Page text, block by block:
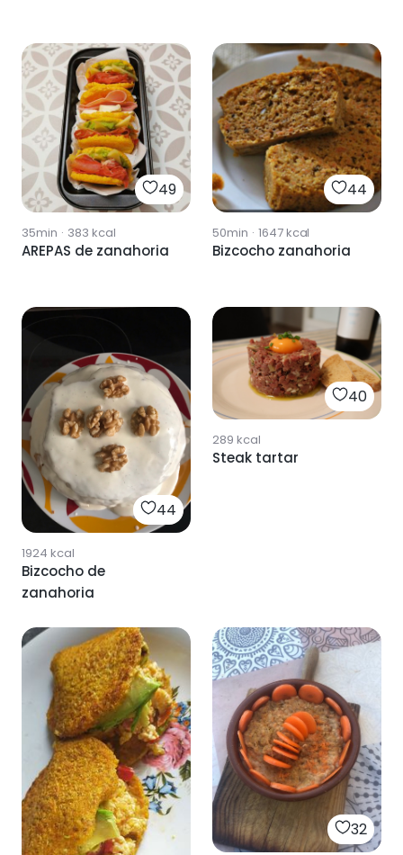
49
35min · 383 kcal
AREPAS de zanahoria
44
50min · 1647kcal
Bizcocho zanahoria
44
1924 kcal
Bizcocho de
zanahoria
40
289 kcal
Steak tartar
32